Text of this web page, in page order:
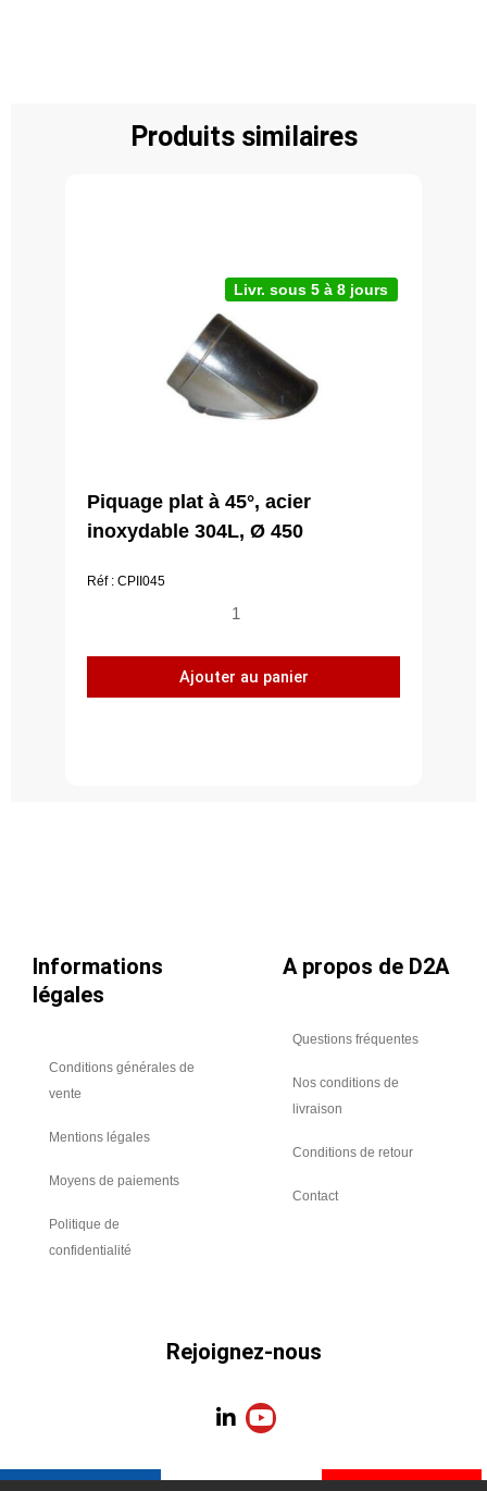
Produits similaires
Livr. sous 5 à 8 jours
Piquage plat à 45°, acier
inoxydable 304L, Ø 450
Réf : CPII045
quantité
Piquage
plat
Ajouter au panier
Informations
légales
Conditions générales de
vente
Mentions légales
Moyens de paiements
Politique de
confidentialité
A propos de D2A
Questions fréquentes
Nos conditions de
livraison
Conditions de retour
Contact
Rejoignez-nous
L
k
Y
o
t